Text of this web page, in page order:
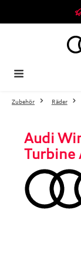
Zum Hauptinhalt
Zubehör Räder
Audi
Turbine
Bildergalerie